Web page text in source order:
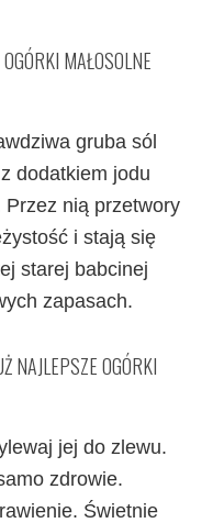
MAŁOSOLNE
gruba sól
dodatkiem jodu
Przez nią przetwory
i stają się
starej babcinej
zapasach.
NAJLEPSZE OGÓRKI
jej do zlewu.
zdrowie.
Świetnie